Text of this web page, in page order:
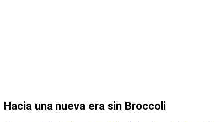
Hacia una nueva era sin Broccoli